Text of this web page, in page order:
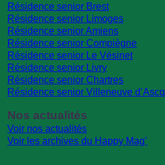
Résidence senior Brest
Résidence senior Limoges
Résidence senior Amiens
Résidence senior Compiègne
Résidence senior Le Vésinet
Résidence senior Livry
Résidence senior Chartres
Résidence senior Villeneuve d’Ascq
Nos actualités
Voir nos actualités
Voir les archives du Happy Mag’